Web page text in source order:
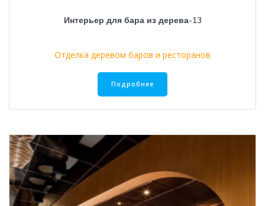
Интерьер для бара из дерева-13
Отделка деревом баров и ресторанов
Подробнее